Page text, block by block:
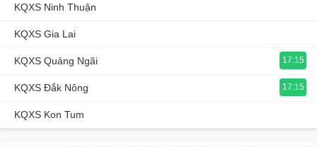
KQXS Ninh Thuận
KQXS Gia Lai
KQXS Quảng Ngãi 17:15
KQXS Đắk Nông 17:15
KQXS Kon Tum